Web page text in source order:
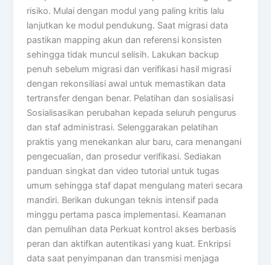
risiko. Mulai dengan modul yang paling kritis lalu
lanjutkan ke modul pendukung. Saat migrasi data
pastikan mapping akun dan referensi konsisten
sehingga tidak muncul selisih. Lakukan backup
penuh sebelum migrasi dan verifikasi hasil migrasi
dengan rekonsiliasi awal untuk memastikan data
tertransfer dengan benar. Pelatihan dan sosialisasi
Sosialisasikan perubahan kepada seluruh pengurus
dan staf administrasi. Selenggarakan pelatihan
praktis yang menekankan alur baru, cara menangani
pengecualian, dan prosedur verifikasi. Sediakan
panduan singkat dan video tutorial untuk tugas
umum sehingga staf dapat mengulang materi secara
mandiri. Berikan dukungan teknis intensif pada
minggu pertama pasca implementasi. Keamanan
dan pemulihan data Perkuat kontrol akses berbasis
peran dan aktifkan autentikasi yang kuat. Enkripsi
data saat penyimpanan dan transmisi menjaga